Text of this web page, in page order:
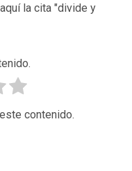
la cita "divide y
contenido.